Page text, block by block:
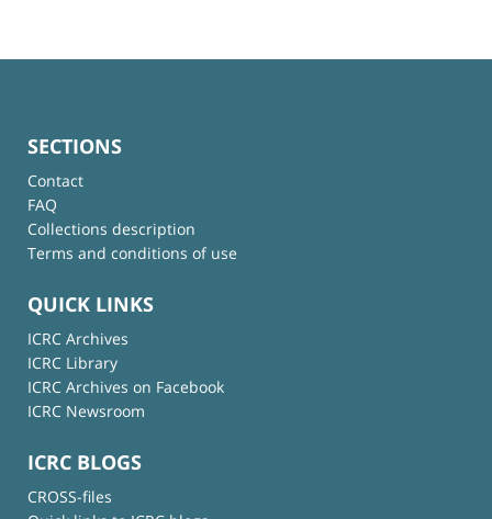
SECTIONS
Contact
FAQ
Collections description
Terms and conditions of use
QUICK LINKS
ICRC Archives
ICRC Library
ICRC Archives on Facebook
ICRC Newsroom
ICRC BLOGS
CROSS-files